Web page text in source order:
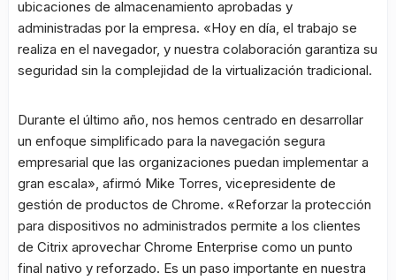
ubicaciones de almacenamiento aprobadas y
administradas por la empresa. «Hoy en día, el trabajo se
realiza en el navegador, y nuestra colaboración garantiza su
seguridad sin la complejidad de la virtualización tradicional.
Durante el último año, nos hemos centrado en desarrollar
un enfoque simplificado para la navegación segura
empresarial que las organizaciones puedan implementar a
gran escala», afirmó Mike Torres, vicepresidente de
gestión de productos de Chrome. «Reforzar la protección
para dispositivos no administrados permite a los clientes
de Citrix aprovechar Chrome Enterprise como un punto
final nativo y reforzado. Es un paso importante en nuestra